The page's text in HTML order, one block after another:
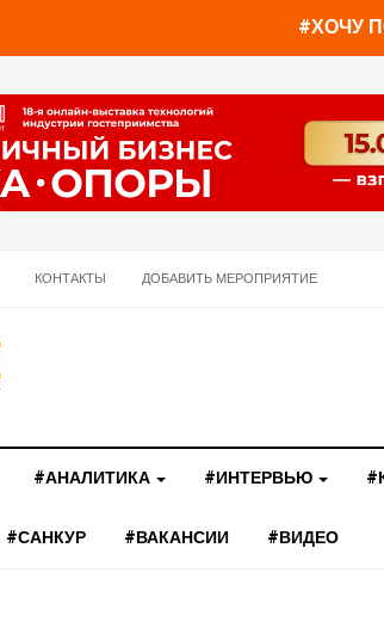
#ХОЧУ
КОНТАКТЫ ДОБАВИТЬ МЕРОПРИЯТИЕ
#АНАЛИТИКА #ИНТЕРВЬЮ
#САНКУР #ВАКАНСИИ #ВИДЕО